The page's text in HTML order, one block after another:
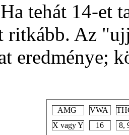
tehát 14-et
ritkább. Az
eredménye;
AMG VWA
X vagy Y
16 8,